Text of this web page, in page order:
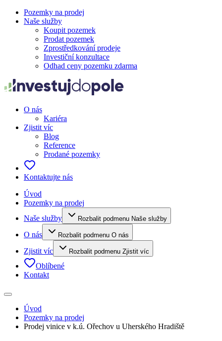
Pozemky na prodej
Naše služby
Koupit pozemek
Prodat pozemek
Zprostředkování prodeje
Investiční konzultace
Odhad ceny pozemku zdarma
O nás
Kariéra
Zjistit víc
Blog
Reference
Prodané pozemky
Kontaktujte nás
Úvod
Pozemky na prodej
Naše služby
Rozbalit podmenu Naše služby
O nás Rozbalit podmenu O nás
Zjistit víc Rozbalit podmenu Zjistit víc
Oblíbené
Kontakt
Úvod
Pozemky na prodej
Prodej vinice v k.ú. Ořechov u Uherského Hradiště